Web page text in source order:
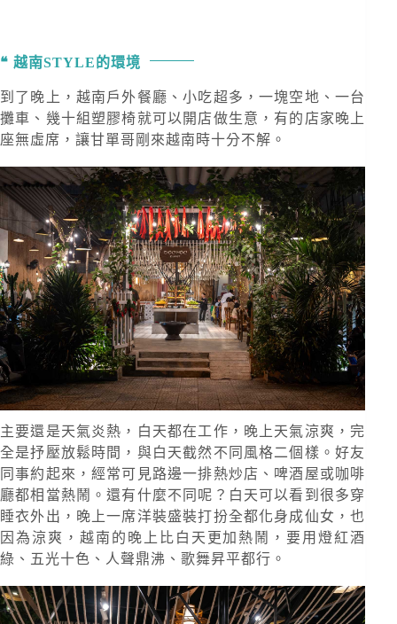
越南STYLE的環境
到了晚上，越南戶外餐廳、小吃超多，一塊空地、一台
攤車、幾十組塑膠椅就可以開店做生意，有的店家晚上
座無虛席，讓甘單哥剛來越南時十分不解。
主要還是天氣炎熱，白天都在工作，晚上天氣涼爽，完
全是抒壓放鬆時間，與白天截然不同風格二個樣。好友
同事約起來，經常可見路邊一排熱炒店、啤酒屋或咖啡
廳都相當熱鬧。還有什麼不同呢？白天可以看到很多穿
睡衣外出，晚上一席洋裝盛裝打扮全都化身成仙女，也
因為涼爽，越南的晚上比白天更加熱鬧，要用燈紅酒
綠、五光十色、人聲鼎沸、歌舞昇平都行。